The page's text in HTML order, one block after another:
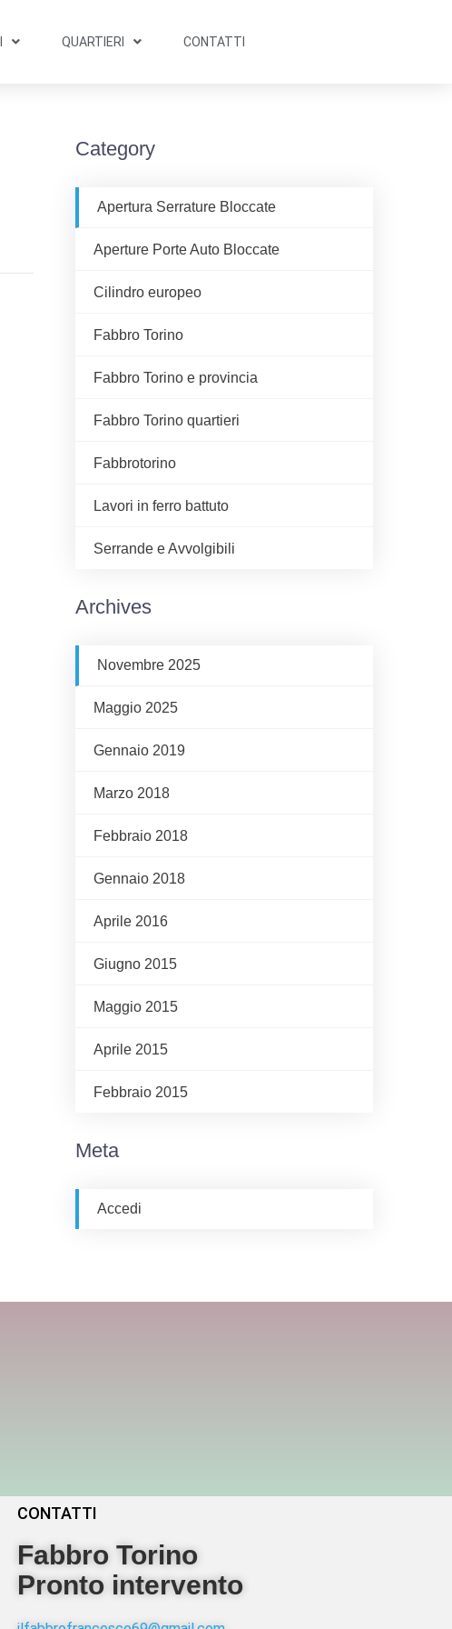
QUARTIERI CONTATTI
Category
Apertura Serrature Bloccate
Aperture Porte Auto Bloccate
Cilindro europeo
Fabbro Torino
Fabbro Torino e provincia
Fabbro Torino quartieri
Fabbrotorino
Lavori in ferro battuto
Serrande e Avvolgibili
Archives
Novembre 2025
Maggio 2025
Gennaio 2019
Marzo 2018
Febbraio 2018
Gennaio 2018
Aprile 2016
Giugno 2015
Maggio 2015
Aprile 2015
Febbraio 2015
Meta
Accedi
CONTATTI
Fabbro Torino
Pronto intervento